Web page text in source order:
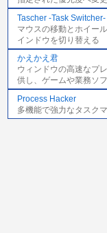
Tascher -Task Switcher-
マウスの移動とホイー
インドウを切り替える
かえかえ君
ウィンドウの高速なプ
供し、ゲームや業務ソ
Process Hacker
多機能で強力なタスク